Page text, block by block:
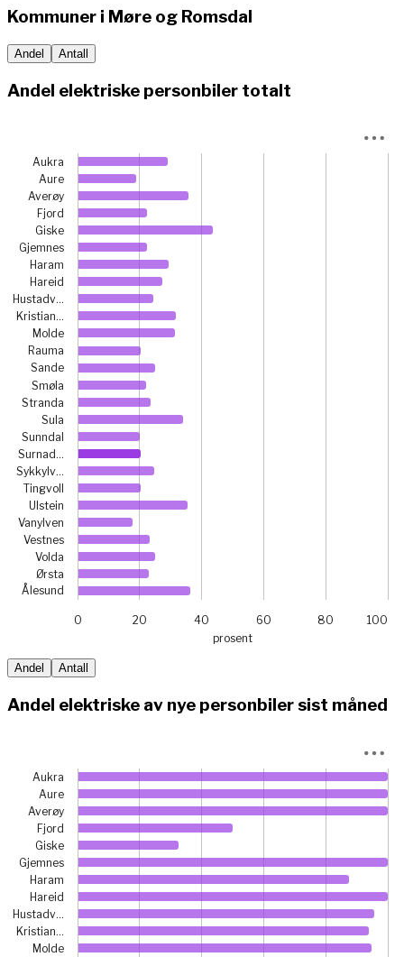
Kommuner i Møre og Romsdal
Andel Antall
Andel elektriske personbiler totalt
Bar chart with 26 bars.
View as data table, Chart
The chart has 1 X axis displaying categories.
The chart has 1 Y axis displaying prosent. Data ranges
prosent
Aukra
Aure
Averøy
Fjord
Giske
Gjemnes
Haram
Hareid
Hustadv…
Kristian…
Molde
Rauma
Sande
Smøla
Stranda
Sula
Sunndal
Surnad…
Sykkylv…
Tingvoll
Ulstein
Vanylven
Vestnes
Volda
Ørsta
Ålesund
0 20 40 60 80 100
End of interactive chart.
Andel Antall
Andel elektriske av nye personbiler sist måned
Bar chart with 26 bars.
View as data table, Chart
The chart has 1 X axis displaying categories.
The chart has 1 Y axis displaying prosent. Data ranges
Aukra
Aure
Averøy
Fjord
Giske
Gjemnes
Haram
Hareid
Hustadv…
Kristian…
Molde